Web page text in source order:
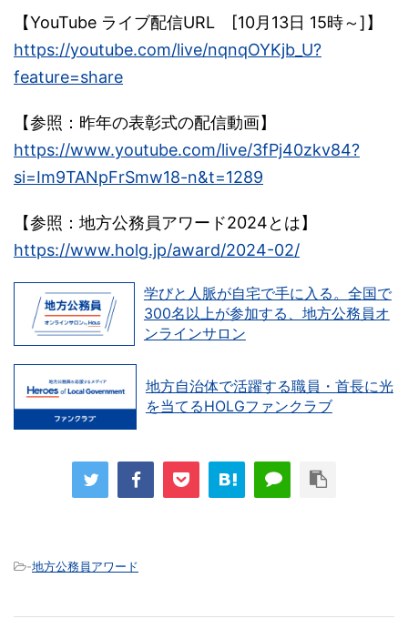
【YouTube ライブ配信URL [10月13日 15時～]】
https://youtube.com/live/nqnqOYKjb_U?
feature=share
【参照：昨年の表彰式の配信動画】
https://www.youtube.com/live/3fPj40zkv84?
si=Im9TANpFrSmw18-n&t=1289
【参照：地方公務員アワード2024とは】
https://www.holg.jp/award/2024-02/
学びと人脈が自宅で手に入る。全国で
300名以上が参加する、地方公務員オ
ンラインサロン
地方自治体で活躍する職員・首長に光
を当てるHOLGファンクラブ
-地方公務員アワード